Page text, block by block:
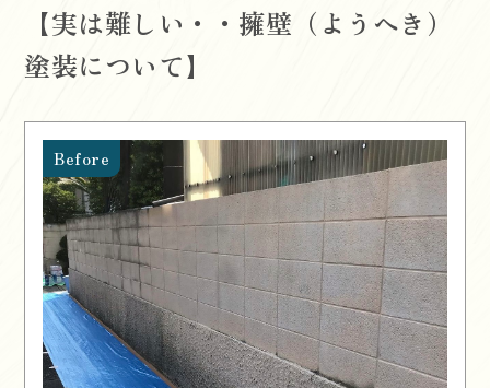
【実は難しい・・擁壁（ようへき）
塗装について】
Before